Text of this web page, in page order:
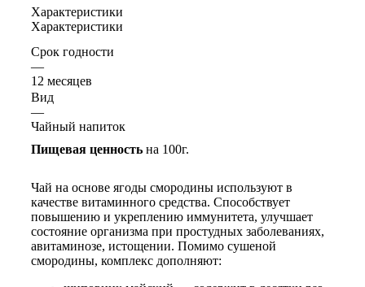
Характеристики
Характеристики
Срок годности
—
12 месяцев
Вид
—
Чайный напиток
Пищевая ценность на 100г.
Чай на основе ягоды смородины используют в
качестве витаминного средства. Способствует
повышению и укреплению иммунитета, улучшает
состояние организма при простудных заболеваниях,
авитаминозе, истощении. Помимо сушеной
смородины, комплекс дополняют: